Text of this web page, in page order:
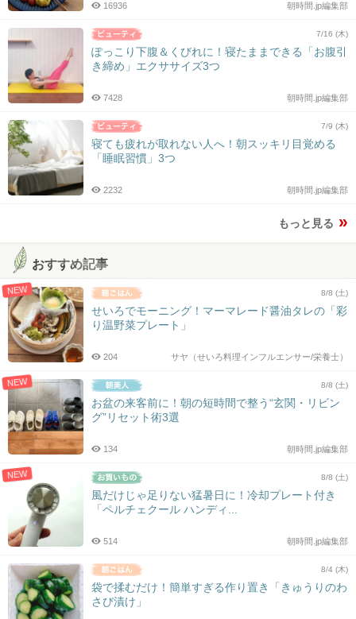
朝時間.jp編集部
16936
7/16 (木)
ぽっこり下腹＆くびれに！寝たままできる「お腹引
き締め」エクササイズ3つ
朝時間.jp編集部
7428
7/9 (木)
寝ても疲れが取れない人へ！朝スッキリ目覚める
「睡眠習慣」3つ
朝時間.jp編集部
2232
もっと見る
おすすめ記事
NEW 8/8 (土)
せいろでモーニング！マーマレード醤油タレの「彩
り温野菜プレート」
サヤ（せいろ料理インフルエンサー/栄養士）
204
NEW 8/8 (土)
お盆の来客前に！朝の短時間で整う“玄関・リビン
グ”リセット術3選
朝時間.jp編集部
134
NEW 8/8 (土)
風だけじゃ足りない猛暑日に！冷却プレート付き
「ペルチェクール ハンディ...
朝時間.jp編集部
514
8/4 (木)
袋で揉むだけ！簡単すぎる作り置き「きゅうりのわ
さび漬け」